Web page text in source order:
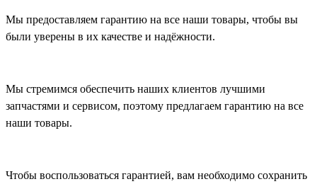
Мы предоставляем гарантию на все наши товары, чтобы вы
были уверены в их качестве и надёжности.
Мы стремимся обеспечить наших клиентов лучшими
запчастями и сервисом, поэтому предлагаем гарантию на все
наши товары.
Чтобы воспользоваться гарантией, вам необходимо сохранить